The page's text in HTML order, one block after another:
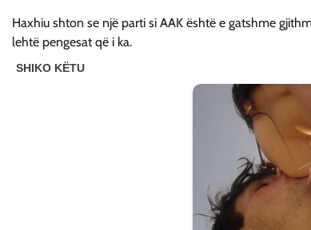
Haxhiu shton se një parti si AAK është e gatshme
lehtë pengesat që i ka.